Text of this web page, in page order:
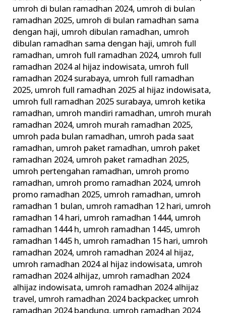
umroh di bulan ramadhan 2024, umroh di bulan
ramadhan 2025, umroh di bulan ramadhan sama
dengan haji, umroh dibulan ramadhan, umroh
dibulan ramadhan sama dengan haji, umroh full
ramadhan, umroh full ramadhan 2024, umroh full
ramadhan 2024 al hijaz indowisata, umroh full
ramadhan 2024 surabaya, umroh full ramadhan
2025, umroh full ramadhan 2025 al hijaz indowisata,
umroh full ramadhan 2025 surabaya, umroh ketika
ramadhan, umroh mandiri ramadhan, umroh murah
ramadhan 2024, umroh murah ramadhan 2025,
umroh pada bulan ramadhan, umroh pada saat
ramadhan, umroh paket ramadhan, umroh paket
ramadhan 2024, umroh paket ramadhan 2025,
umroh pertengahan ramadhan, umroh promo
ramadhan, umroh promo ramadhan 2024, umroh
promo ramadhan 2025, umroh ramadhan, umroh
ramadhan 1 bulan, umroh ramadhan 12 hari, umroh
ramadhan 14 hari, umroh ramadhan 1444, umroh
ramadhan 1444 h, umroh ramadhan 1445, umroh
ramadhan 1445 h, umroh ramadhan 15 hari, umroh
ramadhan 2024, umroh ramadhan 2024 al hijaz,
umroh ramadhan 2024 al hijaz indowisata, umroh
ramadhan 2024 alhijaz, umroh ramadhan 2024
alhijaz indowisata, umroh ramadhan 2024 alhijaz
travel, umroh ramadhan 2024 backpacker, umroh